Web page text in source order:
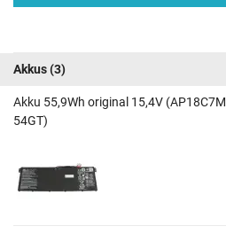
Akkus(3)
Akku 55,9Wh original 15,4V
54GT)